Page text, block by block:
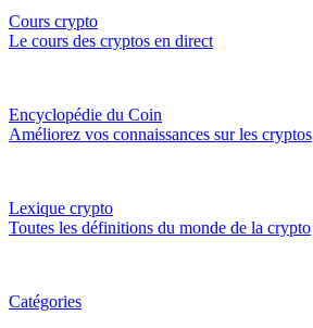
Cours crypto
Le cours des cryptos en direct
Encyclopédie du Coin
Améliorez vos connaissances sur les cryptos
Lexique crypto
Toutes les définitions du monde de la crypto
Catégories